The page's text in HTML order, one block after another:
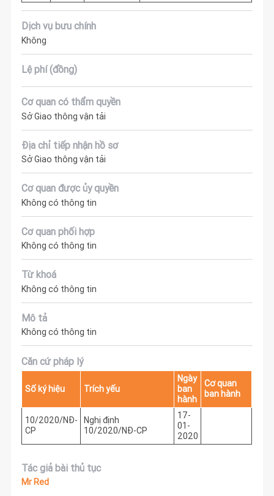
Dịch vụ bưu chính
Không
Lệ phí (đồng)
Cơ quan có thẩm quyền
Sở Giao thông vận tải
Địa chỉ tiếp nhận hồ sơ
Sở Giao thông vận tải
Cơ quan được ủy quyền
Không có thông tin
Cơ quan phối hợp
Không có thông tin
Từ khoá
Không có thông tin
Mô tả
Không có thông tin
Căn cứ pháp lý
Số ký hiệu Trích yếu
Ngày
ban
hành
Cơ quan
ban hành
10/2020/NĐ-
CP
Nghị định
10/2020/NĐ-CP
17-
01-
2020
Tác giả bài thủ tục
Mr Red